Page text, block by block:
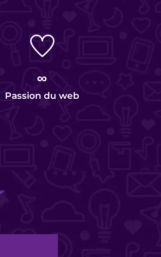
∞
Passion du web